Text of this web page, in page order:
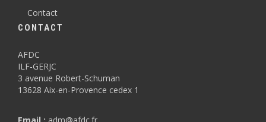
Contact
CONTACT
AFDC
ILF-GERJC
3 avenue Robert-Schuman
13628 Aix-en-Provence cedex 1